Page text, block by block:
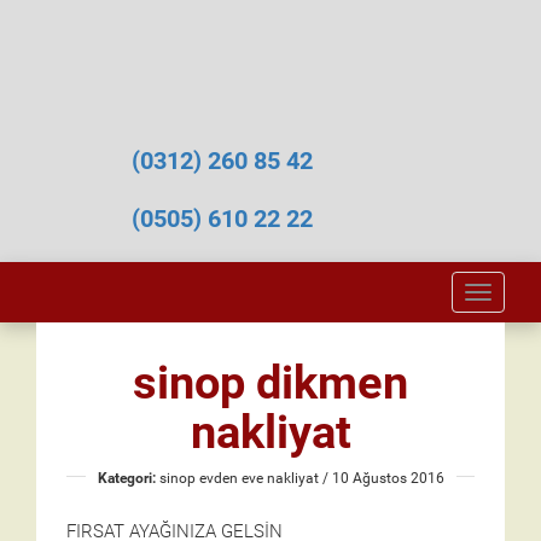
(0312) 260 85 42
(0505) 610 22 22
Toggle
sinop dikmen
nakliyat
Kategori: sinop evden eve nakliyat/ 10 Ağustos 2016
FIRSAT AYAĞINIZA GELSİN